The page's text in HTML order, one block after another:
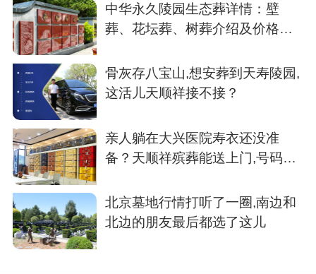
中华永久陵园生态葬详情：壁
葬、花坛葬、树葬介绍及价格参
骨灰存八宝山,想安葬到天寿陵园,
这活儿天顺祥接不接？
亲人躺在大兴医院寿衣还没准
备？天顺祥殡葬能送上门,号码我
北京墓地行情打听了一圈,南边和
北边的朋友最后都选了这儿